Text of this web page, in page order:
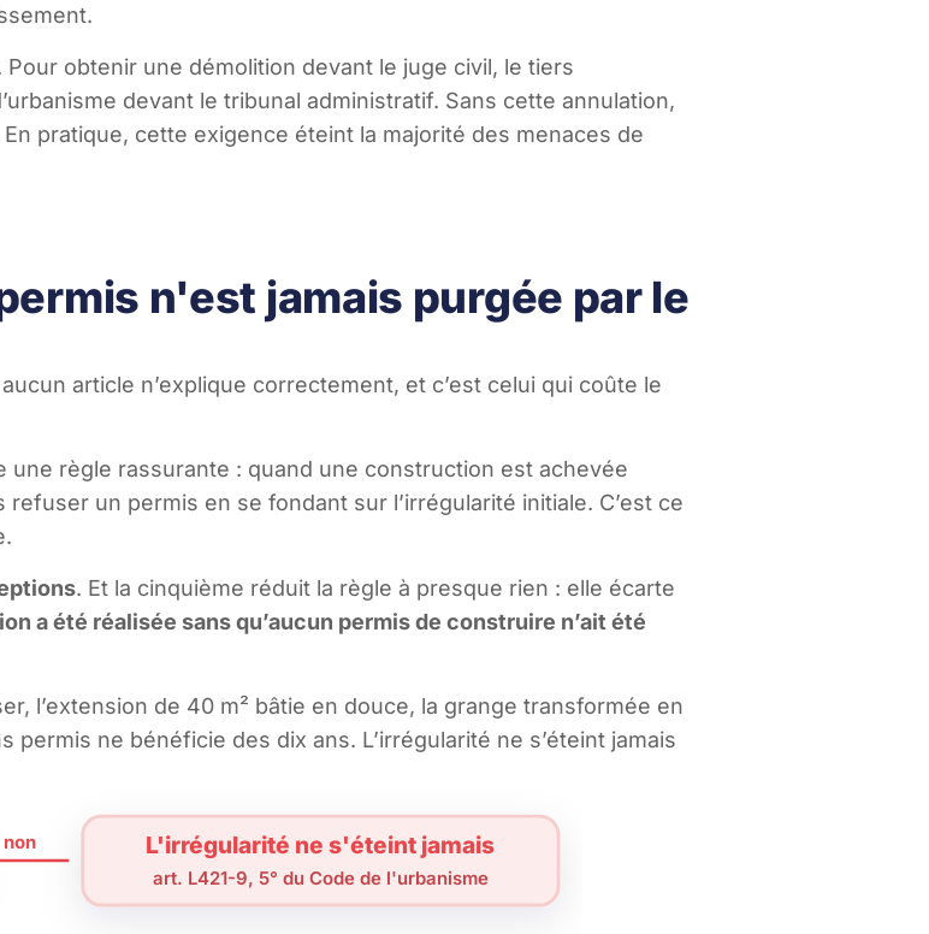
obtenir une démolition devant le juge civil, le tiers
devant le tribunal administratif. Sans cette annulation,
pratique, cette exigence éteint la majorité des menaces de
n'est jamais purgée par le
article n’explique correctement, et c’est celui qui coûte le
une règle rassurante : quand une construction est achevée
un permis en se fondant sur l’irrégularité initiale. C’est ce
. Et la cinquième réduit la règle à presque rien : elle écarte
a été réalisée sans qu’aucun permis de construire n’ait été
l’extension de 40 m² bâtie en douce, la grange transformée en
ne bénéficie des dix ans. L’irrégularité ne s’éteint jamais
non L'irrégularité ne s'éteint jamais
art. L421-9, 5° du Code de l'urbanisme